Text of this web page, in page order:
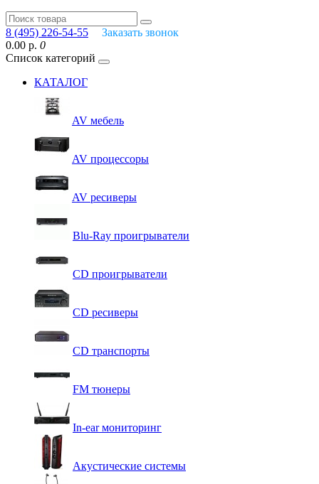
8 (495) 226-54-55
Заказать звонок
0.00 р. 0
Список категорий
КАТАЛОГ
AV мебель
AV процессоры
AV ресиверы
Blu-Ray проигрыватели
CD проигрыватели
CD ресиверы
CD транспорты
FM тюнеры
In-ear мониторинг
Акустические системы